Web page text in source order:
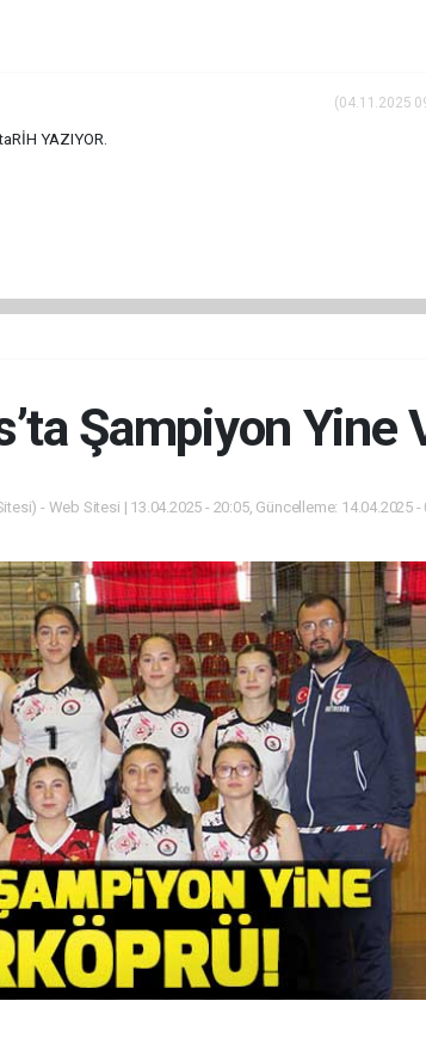
(04.11.2025
YAZIYOR.
Şampiyon Yine
- Web Sitesi | 13.04.2025 - 20:05, Güncelleme: 14.04.2025 -